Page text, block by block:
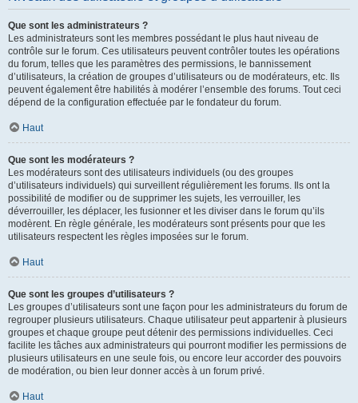
Que sont les administrateurs ?
Les administrateurs sont les membres possédant le plus haut niveau de
contrôle sur le forum. Ces utilisateurs peuvent contrôler toutes les opérations
du forum, telles que les paramètres des permissions, le bannissement
d’utilisateurs, la création de groupes d’utilisateurs ou de modérateurs, etc. Ils
peuvent également être habilités à modérer l’ensemble des forums. Tout ceci
dépend de la configuration effectuée par le fondateur du forum.
Haut
Que sont les modérateurs ?
Les modérateurs sont des utilisateurs individuels (ou des groupes
d’utilisateurs individuels) qui surveillent régulièrement les forums. Ils ont la
possibilité de modifier ou de supprimer les sujets, les verrouiller, les
déverrouiller, les déplacer, les fusionner et les diviser dans le forum qu’ils
modèrent. En règle générale, les modérateurs sont présents pour que les
utilisateurs respectent les règles imposées sur le forum.
Haut
Que sont les groupes d’utilisateurs ?
Les groupes d’utilisateurs sont une façon pour les administrateurs du forum de
regrouper plusieurs utilisateurs. Chaque utilisateur peut appartenir à plusieurs
groupes et chaque groupe peut détenir des permissions individuelles. Ceci
facilite les tâches aux administrateurs qui pourront modifier les permissions de
plusieurs utilisateurs en une seule fois, ou encore leur accorder des pouvoirs
de modération, ou bien leur donner accès à un forum privé.
Haut